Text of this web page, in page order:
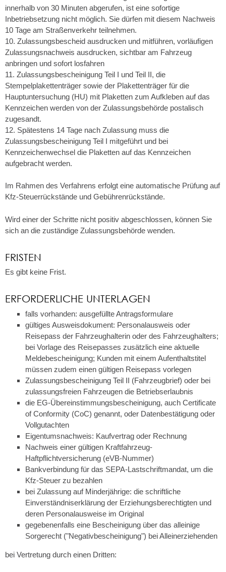
innerhalb von 30 Minuten abgerufen, ist eine sofortige
Inbetriebsetzung nicht möglich. Sie dürfen mit diesem Nachweis
10 Tage am Straßenverkehr teilnehmen.
10. Zulassungsbescheid ausdrucken und mitführen, vorläufigen
Zulassungsnachweis ausdrucken, sichtbar am Fahrzeug
anbringen und sofort losfahren
11. Zulassungsbescheinigung Teil I und Teil II, die
Stempelplakettenträger sowie der Plakettenträger für die
Hauptuntersuchung (HU) mit Plaketten zum Aufkleben auf das
Kennzeichen werden von der Zulassungsbehörde postalisch
zugesandt.
12. Spätestens 14 Tage nach Zulassung muss die
Zulassungsbescheinigung Teil I mitgeführt und bei
Kennzeichenwechsel die Plaketten auf das Kennzeichen
aufgebracht werden.
Im Rahmen des Verfahrens erfolgt eine automatische Prüfung auf
Kfz-Steuerrückstände und Gebührenrückstände.
Wird einer der Schritte nicht positiv abgeschlossen, können Sie
sich an die zuständige Zulassungsbehörde wenden.
FRISTEN
Es gibt keine Frist.
ERFORDERLICHE UNTERLAGEN
falls vorhanden: ausgefüllte Antragsformulare
gültiges Ausweisdokument: Personalausweis oder
Reisepass der Fahrzeughalterin oder des Fahrzeughalters;
bei Vorlage des Reisepasses zusätzlich eine aktuelle
Meldebescheinigung; Kunden mit einem Aufenthaltstitel
müssen zudem einen gültigen Reisepass vorlegen
Zulassungsbescheinigung Teil II (Fahrzeugbrief) oder bei
zulassungsfreien Fahrzeugen die Betriebserlaubnis
die EG-Übereinstimmungsbescheinigung, auch Certificate
of Conformity (CoC) genannt, oder Datenbestätigung oder
Vollgutachten
Eigentumsnachweis: Kaufvertrag oder Rechnung
Nachweis einer gültigen Kraftfahrzeug-
Haftpflichtversicherung (eVB-Nummer)
Bankverbindung für das SEPA-Lastschriftmandat, um die
Kfz-Steuer zu bezahlen
bei Zulassung auf Minderjährige: die schriftliche
Einverständniserklärung der Erziehungsberechtigten und
deren Personalausweise im Original
gegebenenfalls eine Bescheinigung über das alleinige
Sorgerecht ("Negativbescheinigung") bei Alleinerziehenden
bei Vertretung durch einen Dritten: